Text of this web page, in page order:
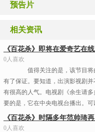
预告片
相关资讯
《百花杀》即将在爱奇艺在
0人喜欢
值得关注的是，该节目将
有了保证。要知道，出演影视剧
有很高的人气。电视剧《余生请
要的是，它在中央电视台播出
《百花杀》时隔多年范帅琦
0人喜欢